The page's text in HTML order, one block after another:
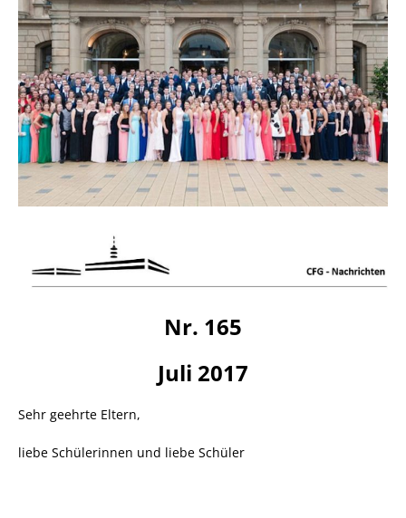
Nr. 165
Juli 2017
Sehr geehrte Eltern,
liebe Schülerinnen und liebe Schüler